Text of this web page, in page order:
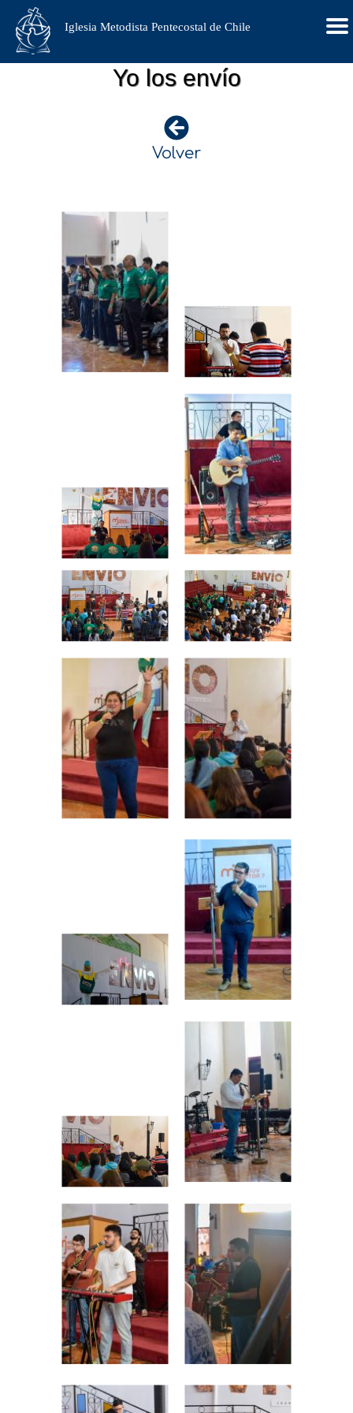
Iglesia Metodista Pentecostal de Chile
Yo los envío
Volver